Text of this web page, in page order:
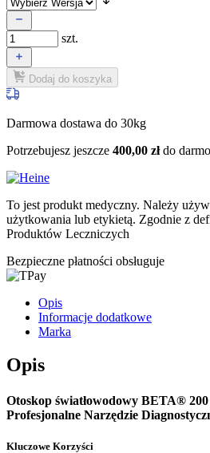
szt.
Dodaj do koszyka
Darmowa dostawa do 30kg
Potrzebujesz jeszcze 400,00 złdo
To jest produkt medyczny. Należy
użytkowania lub etykietą. Zgodnie z
Produktów Leczniczych
Bezpieczne płatności obsługuje
Opis
Informacje dodatkowe
Marka
Opis
Otoskop światłowodowy BETA®
Profesjonalne Narzędzie
Kluczowe Korzyści